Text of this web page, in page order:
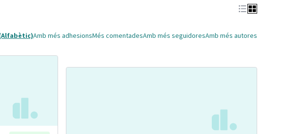
Amb més adhesionsMés comentadesAmb més seguidoresAmb més autores